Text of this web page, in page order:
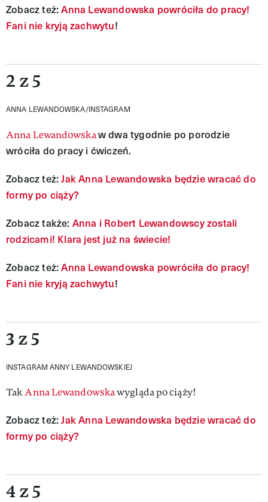
Zobacz też:Anna Lewandowska powróciła do pracy!
Fani nie kryją zachwytu!
2 z 5
ANNA LEWANDOWSKA/INSTAGRAM
Anna Lewandowskaw dwa tygodnie po porodzie
wróciła do pracy i ćwiczeń.
Zobacz też:Jak Anna Lewandowska będzie wracać do
formy po ciąży?
Zobacz także: Anna i Robert Lewandowscy zostali
rodzicami! Klara jest już na świecie!
Zobacz też:Anna Lewandowska powróciła do pracy!
Fani nie kryją zachwytu!
3 z 5
INSTAGRAM ANNY LEWANDOWSKIEJ
TakAnna Lewandowskawygląda po ciąży!
Zobacz też:Jak Anna Lewandowska będzie wracać do
formy po ciąży?
4 z 5